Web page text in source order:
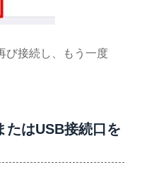
接続し、もう一度
たはUSB接続口を